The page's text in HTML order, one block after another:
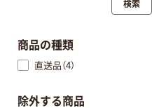
検索
商品の種類
直送品（4）
除外する商品